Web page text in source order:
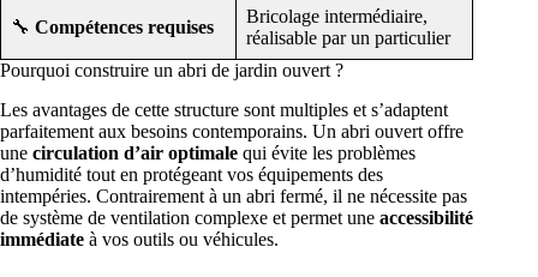
🔧 Compétences requises
Bricolage intermédiaire,
réalisable par un particulier
Pourquoi construire un abri de jardin ouvert ?
Les avantages de cette structure sont multiples et s’adaptent
parfaitement aux besoins contemporains. Un abri ouvert offre
une circulation d’air optimale qui évite les problèmes
d’humidité tout en protégeant vos équipements des
intempéries. Contrairement à un abri fermé, il ne nécessite pas
de système de ventilation complexe et permet une accessibilité
immédiate à vos outils ou véhicules.